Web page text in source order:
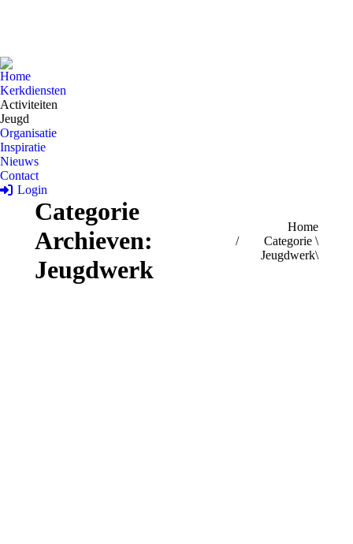
Home
Kerkdiensten
Activiteiten
Jeugd
Organisatie
Inspiratie
Nieuws
Contact
Login
Categorie
Archieven:
Jeugdwerk
Je bent hier:Home
Categorie \
Jeugdwerk\